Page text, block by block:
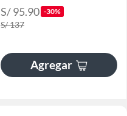
S/ 95.90 -30%
S/ 137
Agregar